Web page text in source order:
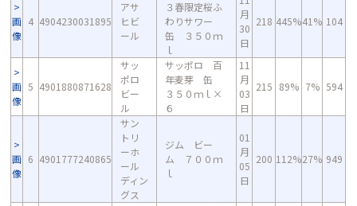
画
像
4 4904230031895
アサ
ヒビ
ール
３春限定桜ふ
わりサワー
缶 ３５０ｍ
ｌ
月
30
日
218 445%41% 104
画
像
5 4901880871628
サッ
ポロ
ビー
ル
サッポロ 百
年麦芽 缶
３５０ｍｌ×
６
11
月
03
日
215 89% 7% 594
画
像
6 4901777240865
サン
トリ
ーホ
ール
ディン
グス
ジム ビー
ム ７００ｍ
ｌ
01
月
05
日
200 112%27% 949